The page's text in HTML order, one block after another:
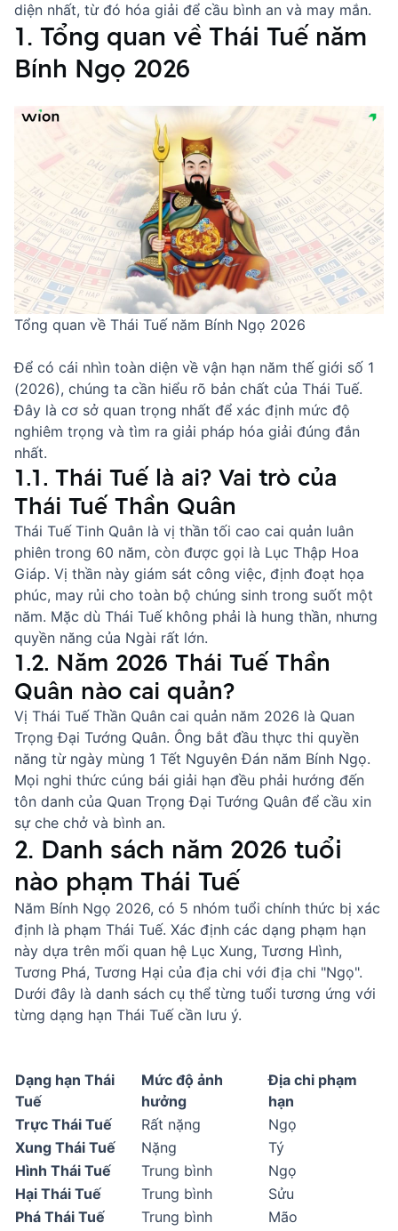
diện nhất, từ đó hóa giải để cầu bình an và may mắn.
1. Tổng quan về Thái Tuế năm
Bính Ngọ 2026
Tổng quan về Thái Tuế năm Bính Ngọ 2026
Để có cái nhìn toàn diện về vận hạn năm thế giới số 1
(2026), chúng ta cần hiểu rõ bản chất của Thái Tuế.
Đây là cơ sở quan trọng nhất để xác định mức độ
nghiêm trọng và tìm ra giải pháp hóa giải đúng đắn
nhất.
1.1. Thái Tuế là ai? Vai trò của
Thái Tuế Thần Quân
Thái Tuế Tinh Quân là vị thần tối cao cai quản luân
phiên trong 60 năm, còn được gọi là Lục Thập Hoa
Giáp. Vị thần này giám sát công việc, định đoạt họa
phúc, may rủi cho toàn bộ chúng sinh trong suốt một
năm. Mặc dù Thái Tuế không phải là hung thần, nhưng
quyền năng của Ngài rất lớn.
1.2. Năm 2026 Thái Tuế Thần
Quân nào cai quản?
Vị Thái Tuế Thần Quân cai quản năm 2026 là Quan
Trọng Đại Tướng Quân. Ông bắt đầu thực thi quyền
năng từ ngày mùng 1 Tết Nguyên Đán năm Bính Ngọ.
Mọi nghi thức cúng bái giải hạn đều phải hướng đến
tôn danh của Quan Trọng Đại Tướng Quân để cầu xin
sự che chở và bình an.
2. Danh sách năm 2026 tuổi
nào phạm Thái Tuế
Năm Bính Ngọ 2026, có 5 nhóm tuổi chính thức bị xác
định là phạm Thái Tuế. Xác định các dạng phạm hạn
này dựa trên mối quan hệ Lục Xung, Tương Hình,
Tương Phá, Tương Hại của địa chi với địa chi "Ngọ".
Dưới đây là danh sách cụ thể từng tuổi tương ứng với
từng dạng hạn Thái Tuế cần lưu ý.
Dạng hạn Thái
Tuế
Mức độ ảnh
hưởng
Địa chi phạm
hạn
Trực Thái Tuế
Rất nặng
Ngọ
Xung Thái Tuế
Nặng
Tý
Hình Thái Tuế
Trung bình
Ngọ
Hại Thái Tuế
Trung bình
Sửu
Phá Thái Tuế
Trung bình Mão